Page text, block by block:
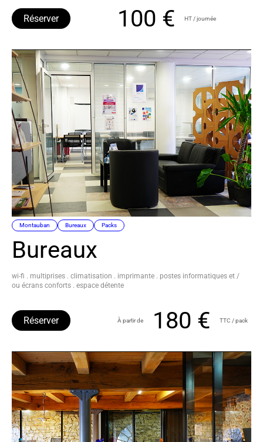
100 € HT / journée
Réserver
Montauban Bureaux Packs
Bureaux
wi-fi . multiprises . climatisation . imprimante . postes informatiques et /
ou écrans conforts . espace détente
À partir de 180 € TTC / pack
Réserver